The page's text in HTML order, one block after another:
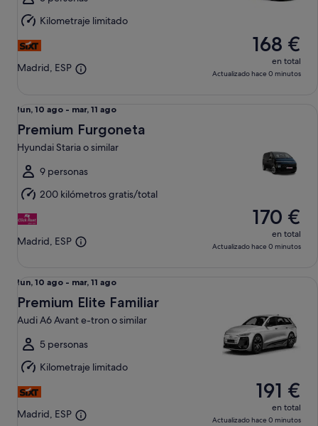
mar,
11
ago
Kilometraje limitado
Madrid, ESP
168 €
en total
Actualizado hace 0 minutos
Del
lun,
10
ago
al
mar,
11
ago
lun, 10 ago - mar, 11 ago
Premium Furgoneta
Hyundai Staria o similar
9 personas
200 kilómetros gratis/total
Madrid, ESP
170 €
en total
Actualizado hace 0 minutos
Del
lun,
10
ago
al
mar,
11
ago
lun, 10 ago - mar, 11 ago
Premium Elite Familiar
Audi A6 Avant e-tron o similar
5 personas
Kilometraje limitado
Madrid, ESP
191 €
en total
Actualizado hace 0 minutos